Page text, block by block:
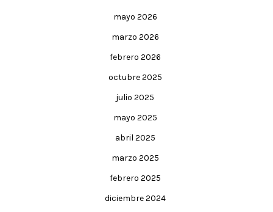
mayo 2026
marzo 2026
febrero 2026
octubre 2025
julio 2025
mayo 2025
abril 2025
marzo 2025
febrero 2025
diciembre 2024